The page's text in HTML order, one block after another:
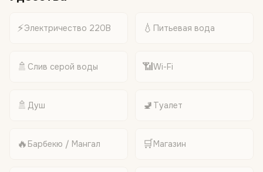
⚡Электричество 220В 💧 Питьевая вода
🚿 Слив серой воды 📶Wi-Fi
🚿 Душ 🚽 Туалет
🔥 Барбекю / Мангал 🛒Магазин